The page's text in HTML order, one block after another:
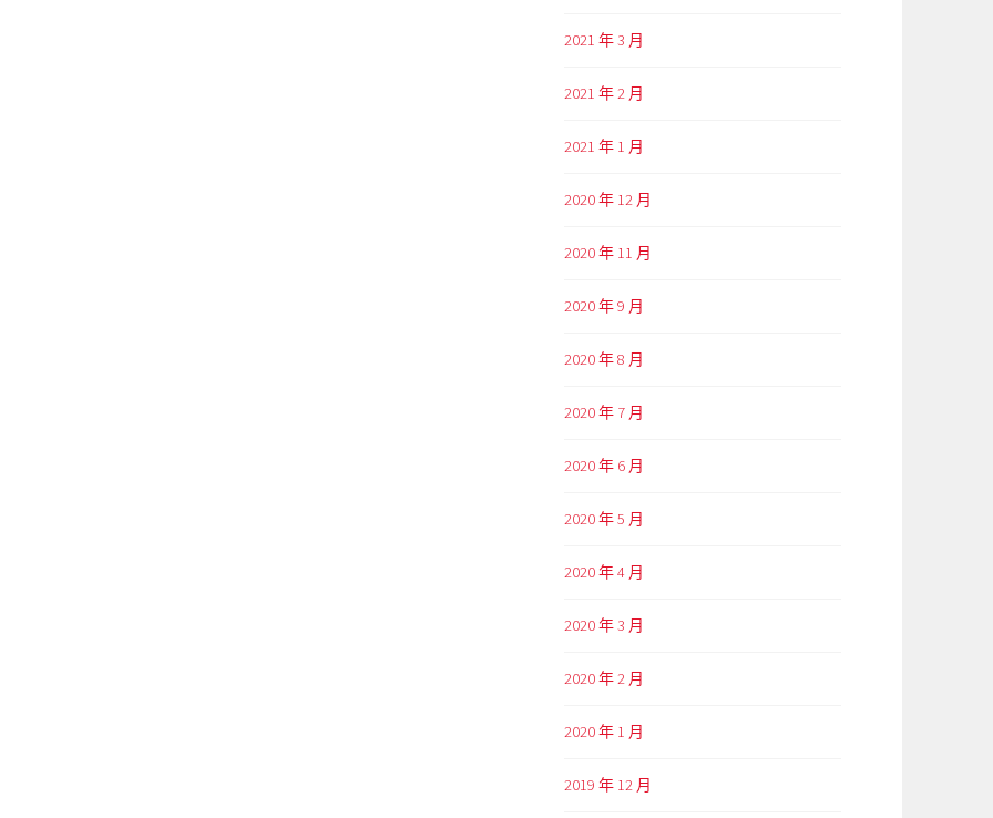
2021 年 3 月
2021 年 2 月
2021 年 1 月
2020 年 12 月
2020 年 11 月
2020 年 9 月
2020 年 8 月
2020 年 7 月
2020 年 6 月
2020 年 5 月
2020 年 4 月
2020 年 3 月
2020 年 2 月
2020 年 1 月
2019 年 12 月